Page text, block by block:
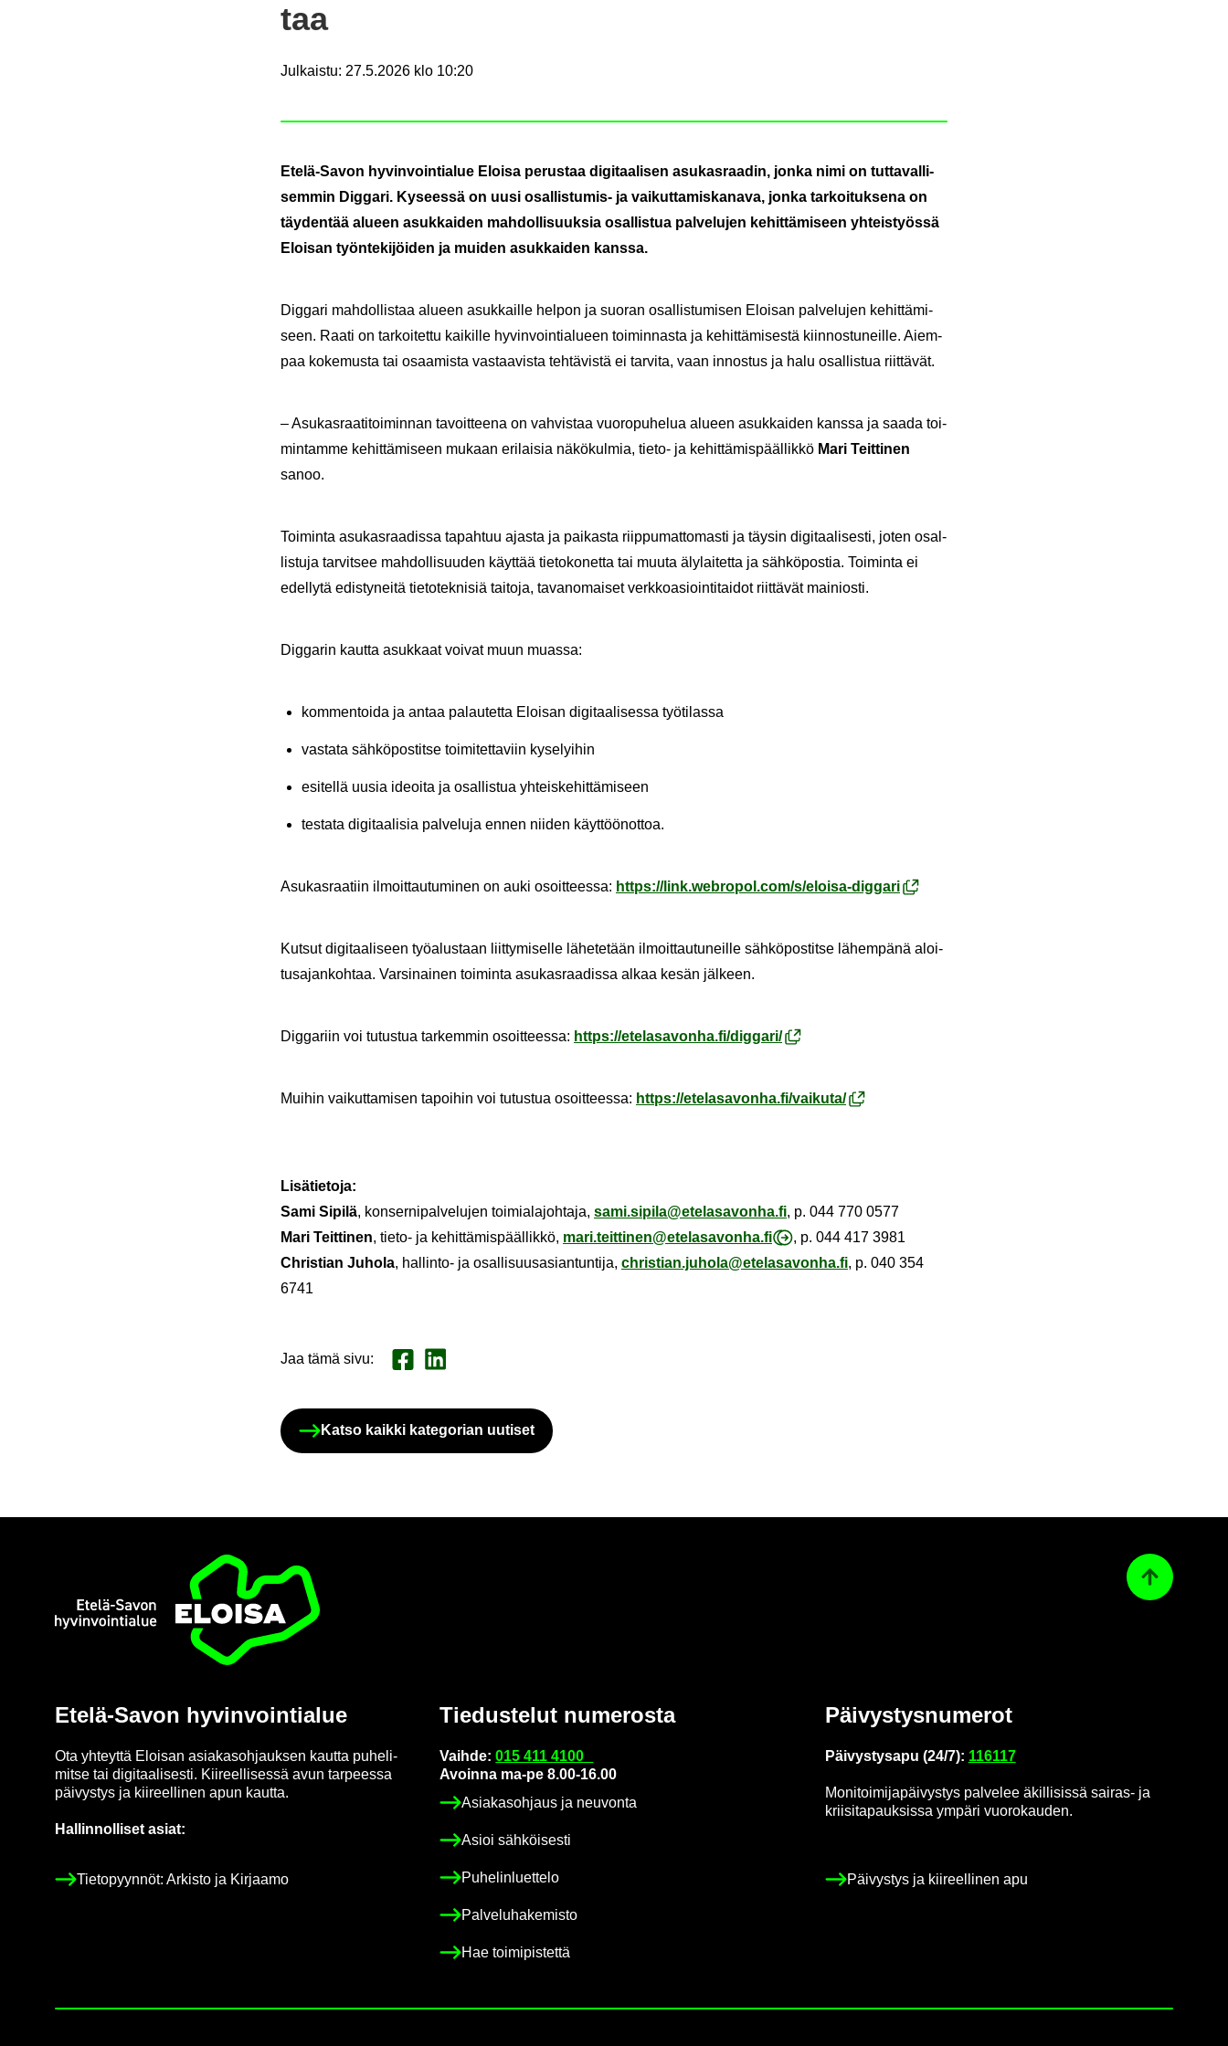
taa
Julkaistu: 27.5.2026 klo 10:20
Etelä-​Savon hy­vin­voin­tia­lue Eloi­sa pe­rus­taa di­gi­taa­li­sen asu­kas­raa­din, jonka nimi on tut­ta­val­li­
sem­min Dig­ga­ri. Ky­sees­sä on uusi osallistumis-​ ja vai­kut­ta­mis­ka­na­va, jonka tar­koi­tuk­se­na on
täy­den­tää alu­een asuk­kai­den mah­dol­li­suuk­sia osal­lis­tua pal­ve­lu­jen ke­hit­tä­mi­seen yh­teis­työs­sä
Eloi­san työn­te­ki­jöi­den ja mui­den asuk­kai­den kans­sa.
Dig­ga­ri mah­dol­lis­taa alu­een asuk­kail­le hel­pon ja suo­ran osal­lis­tu­mi­sen Eloi­san pal­ve­lu­jen ke­hit­tä­mi­
seen. Raati on tar­koi­tet­tu kai­kil­le hy­vin­voin­tia­lu­een toi­min­nas­ta ja ke­hit­tä­mi­ses­tä kiin­nos­tu­neil­le. Ai­em­
paa ko­ke­mus­ta tai osaa­mis­ta vas­taa­vis­ta teh­tä­vis­tä ei tar­vi­ta, vaan in­nos­tus ja halu osal­lis­tua riit­tä­vät.
– Asu­kas­raa­ti­toi­min­nan ta­voit­tee­na on vah­vis­taa vuo­ro­pu­he­lua alu­een asuk­kai­den kans­sa ja saada toi­
min­tam­me ke­hit­tä­mi­seen mu­kaan eri­lai­sia nä­kö­kul­mia, tieto-​ ja ke­hit­tä­mis­pääl­lik­kö Mari Teit­ti­nen
sanoo.
Toi­min­ta asu­kas­raa­dis­sa ta­pah­tuu ajas­ta ja pai­kas­ta riip­pu­mat­to­mas­ti ja täy­sin di­gi­taa­li­ses­ti, joten osal­
lis­tu­ja tar­vit­see mah­dol­li­suu­den käyt­tää tie­to­ko­net­ta tai muuta äly­lai­tet­ta ja säh­kö­pos­tia. Toi­min­ta ei
edel­ly­tä edis­ty­nei­tä tie­to­tek­ni­siä tai­to­ja, ta­van­omai­set verk­ko­asioin­ti­tai­dot riit­tä­vät mai­nios­ti.
Dig­ga­rin kaut­ta asuk­kaat voi­vat muun muas­sa:
kom­men­toi­da ja antaa pa­lau­tet­ta Eloi­san di­gi­taa­li­ses­sa työ­ti­las­sa
vas­ta­ta säh­kö­pos­tit­se toi­mi­tet­ta­viin ky­se­lyi­hin
esi­tel­lä uusia ideoi­ta ja osal­lis­tua yh­teis­ke­hit­tä­mi­seen
tes­ta­ta di­gi­taa­li­sia pal­ve­lu­ja ennen nii­den käyt­töön­ot­toa.
Asu­kas­raa­tiin il­moit­tau­tu­mi­nen on auki osoit­tees­sa: https://link.webropol.com/s/eloisa-​diggari
Kut­sut di­gi­taa­li­seen työ­alus­taan liit­ty­mi­sel­le lä­he­te­tään il­moit­tau­tu­neil­le säh­kö­pos­tit­se lä­hem­pä­nä aloi­
tusa­jan­koh­taa. Var­si­nai­nen toi­min­ta asu­kas­raa­dis­sa alkaa kesän jäl­keen.
Dig­ga­riin voi tu­tus­tua tar­kem­min osoit­tees­sa: https://ete­la­sa­von­ha.fi/dig­ga­ri/
Mui­hin vai­kut­ta­mi­sen ta­poi­hin voi tu­tus­tua osoit­tees­sa: https://ete­la­sa­von­ha.fi/vai­ku­ta/
Li­sä­tie­to­ja:
Sami Si­pi­lä, kon­ser­ni­pal­ve­lu­jen toi­mia­la­joh­ta­ja, sami.si­pi­la@ete­la­sa­von­ha.fi, p. 044 770 0577
Mari Teit­ti­nen, tieto-​ ja ke­hit­tä­mis­pääl­lik­kö, mari.teit­ti­nen@ete­la­sa­von­ha.fi
, p. 044 417 3981
Chris­tian Ju­ho­la, hallinto-​ ja osal­li­suus­asian­tun­ti­ja, chris­tian.ju­ho­la@ete­la­sa­von­ha.fi, p. 040 354
6741
Jaa tämä sivu: Jaa Face­book
Jaa Lin­ke­dI­nis­sä
Katso kaik­ki ka­te­go­rian uu­ti­set
Ta­kai­sin ylös
Etusi­vu
Etelä-​Savon hy­vin­voin­tia­lue
Ota yh­teyt­tä Eloi­san asia­kas­oh­jauk­sen kaut­ta pu­he­li­
mit­se tai di­gi­taa­li­ses­ti. Kii­reel­li­ses­sä avun tar­pees­sa
päi­vys­tys ja kii­reel­li­nen apun kaut­ta.
Hal­lin­nol­li­set asiat:
Tie­to­pyyn­nöt: Ar­kis­to ja Kir­jaa­mo
Tie­dus­te­lut nu­me­ros­ta
Vaih­de:015 411 4100
Avoin­na ma-pe 8.00-16.00
Asia­kas­oh­jaus ja neu­von­ta
Asioi säh­köi­ses­ti
Pu­he­lin­luet­te­lo
Pal­ve­lu­ha­ke­mis­to
Hae toi­mi­pis­tet­tä
Päi­vys­tys­nu­me­rot
Päi­vys­tys­a­pu (24/7): 116117
Mo­ni­toi­mi­ja­päi­vys­tys pal­ve­lee äkil­li­sis­sä sairas-​ ja
krii­si­ta­pauk­sis­sa ym­pä­ri vuo­ro­kau­den.
Päi­vys­tys ja kii­reel­li­nen apu